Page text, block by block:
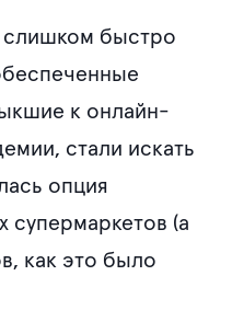
слишком быстро
к онлайн-
стали искать
опция
супермаркетов (а
как это было